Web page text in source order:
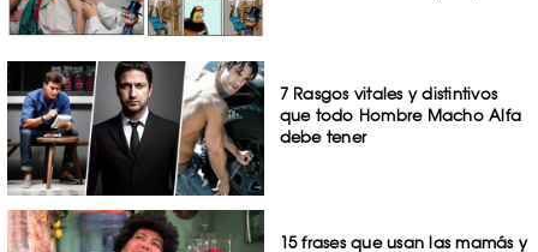
7 Rasgos vitales y distintivos
que todo Hombre Macho Alfa
debe tener
15 frases que usan las mamás y